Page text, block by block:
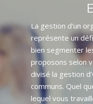
La gestion d’un
représente un
bien segmenter
proposons selon
divisé la gestion
communs. Quel
lequel vous